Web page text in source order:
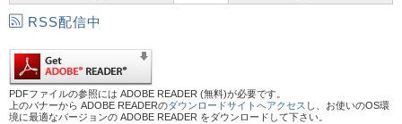
RSS配信中
PDFファイルの参照には ADOBE READER (無料)が必要です。
上のバナーから ADOBE READERのダウンロードサイトへアクセス し、お使いのOS環
境に最適なバージョンの ADOBE READER をダウンロードして下さい。